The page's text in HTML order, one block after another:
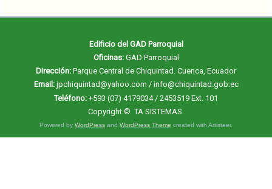
Edificio del GAD Parroquial
Oficinas:GAD Parroquial
Dirección: Parque Central de Chiquintad. Cuenca, Ecuador
Email:jpchiquintad@yahoo.com / info@chiquintad.gob.ec
Teléfono: +593 (07) 4179034 / 2453519 Ext. 101
Copyright © TA SISTEMAS
Powered by WordPress and WordPress Theme created with Artisteer.